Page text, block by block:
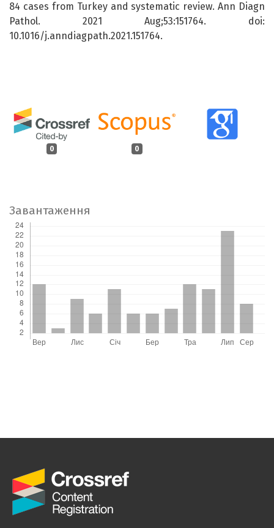
0 0
84 cases from Turkey and systematic review. Ann Diagn
Pathol. 2021 Aug;53:151764. doi:
10.1016/j.anndiagpath.2021.151764.
Завантаження